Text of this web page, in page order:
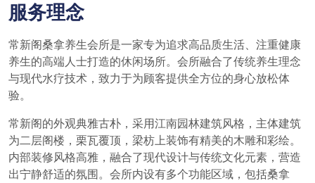
服务理念
常新阁桑拿养生会所是一家专为追求高品质生活、注重健康
养生的高端人士打造的休闲场所。会所融合了传统养生理念
与现代水疗技术，致力于为顾客提供全方位的身心放松体
验。
常新阁的外观典雅古朴，采用江南园林建筑风格，主体建筑
为二层阁楼，栗瓦覆顶，梁枋上装饰有精美的木雕和彩绘。
内部装修风格高雅，融合了现代设计与传统文化元素，营造
出宁静舒适的氛围。会所内设有多个功能区域，包括桑拿